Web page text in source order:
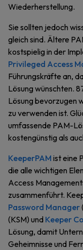
Wiederherstellung.
Sie sollten jedoch
gleich sind. Ältere
kostspielig in der
Privileged Access
Führungskräfte an,
Lösung wünschten.
Lösung bevorzugen
zu verwenden ist.
umfassende PAM-
kostengünstig als
KeeperPAM ist eine
die alle wichtigen
Access
zusammenführt.
Password Manager
(KSM) und Keeper
Lösung, damit
Geheimnisse und